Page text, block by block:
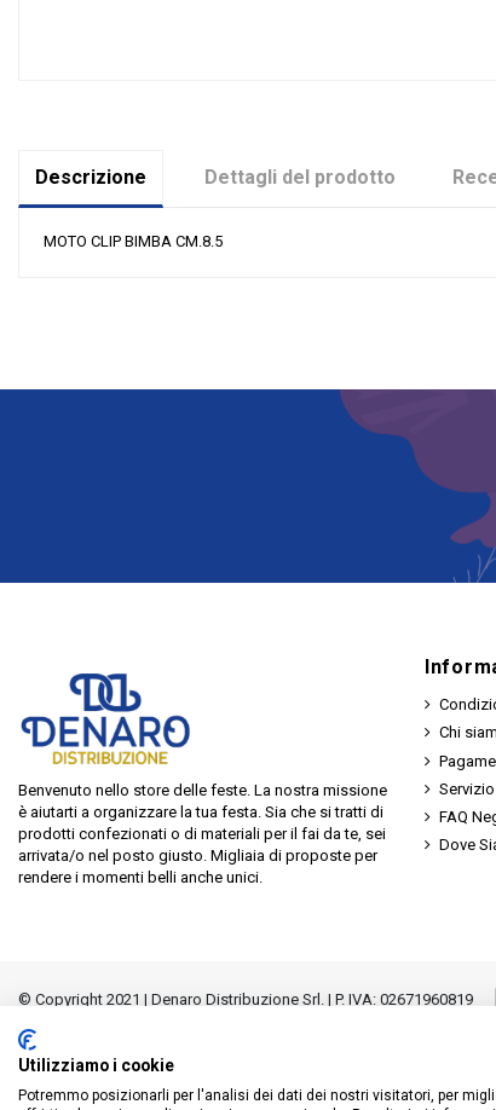
Descrizione Dettagli del prodotto
MOTO CLIP BIMBA CM.8.5
Riordinabile
Benvenuto nello store delle feste. La nostra missione
è aiutarti a organizzare la tua festa. Sia che si tratti di
prodotti confezionati o di materiali per il fai da te, sei
arrivata/o nel posto giusto. Migliaia di proposte per
rendere i momenti belli anche unici.
Chi
FAQ
Dove
© Copyright 2021 | Denaro Distribuzione Srl. | P. IVA: 02671960819
Utilizziamo i cookie
Potremmo posizionarli per l'analisi dei dati dei nostri visitatori, per